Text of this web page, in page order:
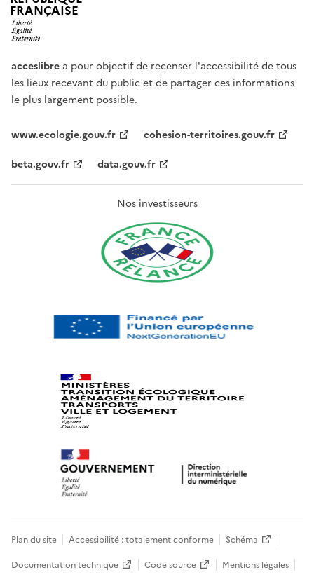
FRANÇAISE
acceslibre a pour objectif de recenser l'accessibilité de tous
les lieux recevant du public et de partager ces informations
le plus largement possible.
www.ecologie.gouv.fr
cohesion-territoires.gouv.fr
beta.gouv.fr
data.gouv.fr
Nos investisseurs
Plan du site Accessibilité : totalement conforme
Schéma
Documentation technique
Code source
Mentions légales